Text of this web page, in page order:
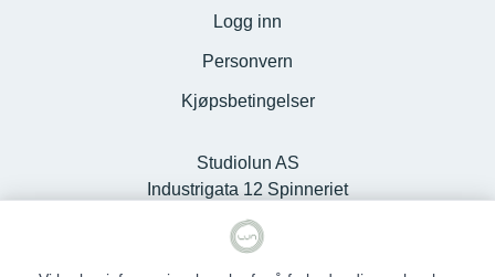
Logg inn
Personvern
Kjøpsbetingelser
Studiolun AS
Industrigata 12 Spinneriet
Kjøpesenter, 6100 Volda -
Org.nr. 925127868